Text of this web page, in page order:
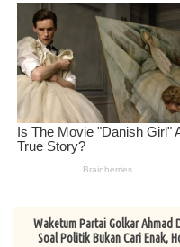
Waketum Partai Golkar Ahmad
Soal Politik Bukan Cari Enak,